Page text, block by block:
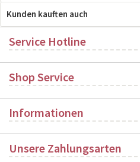
Kunden kauften auch
Service Hotline
Shop Service
Informationen
Unsere Zahlungsarten